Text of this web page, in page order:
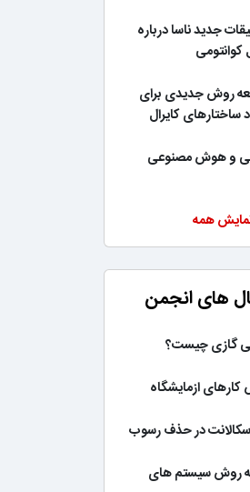
جدید ناسا درباره
کوانتومی
روش جدیدی برای
ساختارهای کایرال
و هوش مصنوعی
همه
های انجمن
گازی چیست؟
کارهای ازمایشگاه
در حذف رسوب
روش سیستم های